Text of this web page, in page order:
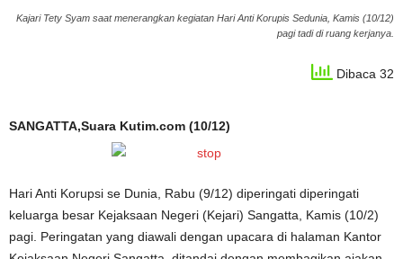
Kajari Tety Syam saat menerangkan kegiatan Hari Anti Korupis Sedunia, Kamis (10/12)
pagi tadi di ruang kerjanya.
Dibaca 32
SANGATTA,Suara Kutim.com (10/12)
Hari Anti Korupsi se Dunia, Rabu (9/12) diperingati diperingati
keluarga besar Kejaksaan Negeri (Kejari) Sangatta, Kamis (10/2)
pagi. Peringatan yang diawali dengan upacara di halaman Kantor